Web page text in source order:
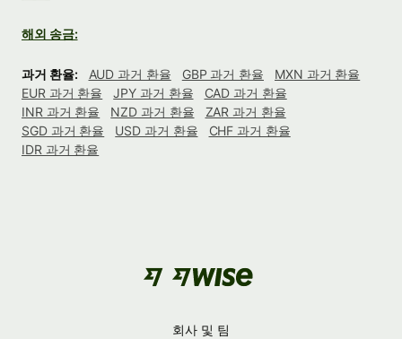
해외 송금:
과거 환율: AUD 과거 환율 GBP 과거 환율
MXN 과거 환율
EUR 과거 환율
JPY 과거 환율
CAD 과거 환율
INR 과거 환율
NZD 과거 환율
ZAR 과거 환율
SGD 과거 환율
USD 과거 환율
CHF 과거 환율
IDR 과거 환율
회사 및 팀